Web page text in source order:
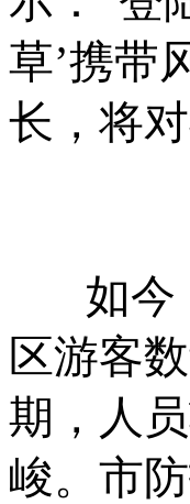
草’携带
长，将
如今
区游客
期，人
峻。市